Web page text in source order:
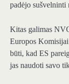
padėjo
Kitas galimas
Europos
būti, kad ES
jas naudoti savo